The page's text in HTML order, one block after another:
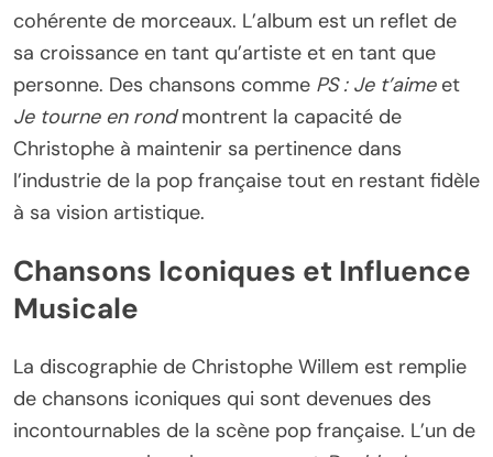
cohérente de morceaux. L’album est un reflet de
sa croissance en tant qu’artiste et en tant que
personne. Des chansons comme PS : Je t’aimeet
Je tourne en rondmontrent la capacité de
Christophe à maintenir sa pertinence dans
l’industrie de la pop française tout en restant fidèle
à sa vision artistique.
Chansons Iconiques et Influence
Musicale
La discographie de Christophe Willem est remplie
de chansons iconiques qui sont devenues des
incontournables de la scène pop française. L’un de